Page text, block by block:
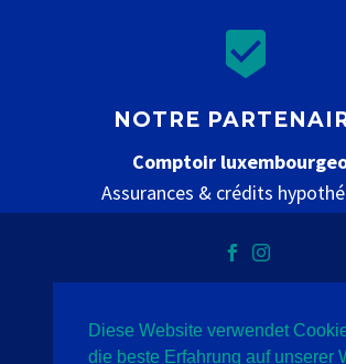


NOTRE
Comptoir
Assurances & crédits
Datenschutz Impressum
Diese Website verwendet
die beste Erfahrung auf unserer